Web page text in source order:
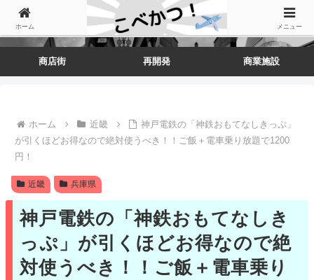
商店街 再開発 商業施設
ホーム 近畿
神戸電鉄の「神鉄おもてなしきっぷ」
が引くほどお得なので絶対使うべき！！ご飯＋電車乗り放題で1200
円！
近畿 兵庫県
神戸電鉄の「神鉄おもてなしき
っぷ」が引くほどお得なので絶
対使うべき！！ご飯＋電車乗り
ホーム メニュー